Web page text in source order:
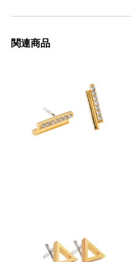
関連商品